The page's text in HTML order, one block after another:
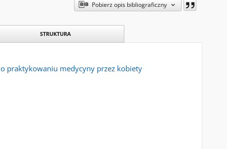
Pobierz opis bibliograficzny
STRUKTURA
praktykowaniu medycyny przez kobiety